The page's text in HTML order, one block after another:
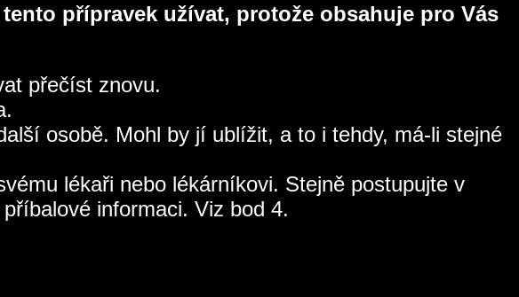
přípravek užívat, protože obsahuje pro Vás
přečíst znovu.
osobě. Mohl by jí ublížit, a to i tehdy, má-li stejné
lékaři nebo lékárníkovi. Stejně postupujte v
informaci. Viz bod 4.